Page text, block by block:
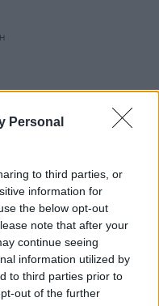
Personal
to third parties, or
information for
the below opt-out
note that after your
continue seeing
information utilized by
to third parties prior to
out of the further